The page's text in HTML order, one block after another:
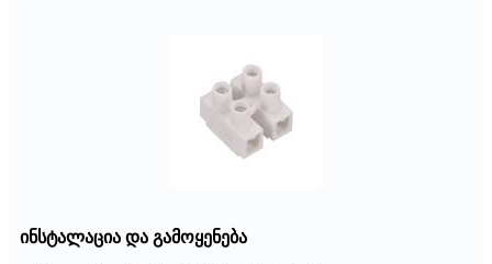
ინსტალაცია და გამოყენება